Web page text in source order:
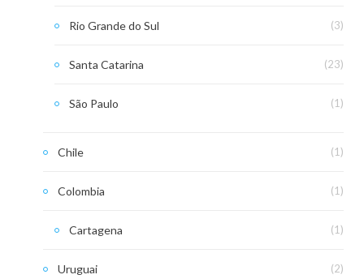
Rio Grande do Sul (3)
Santa Catarina (23)
São Paulo (1)
Chile (1)
Colombia (1)
Cartagena (1)
Uruguai (2)